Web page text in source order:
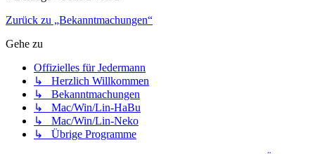
Zurück zu „Bekanntmachungen“
Gehe zu
Offizielles für Jedermann
↳ Herzlich Willkommen
↳ Bekanntmachungen
↳ Mac/Win/Lin-HaBu
↳ Mac/Win/Lin-Neko
↳ Übrige Programme